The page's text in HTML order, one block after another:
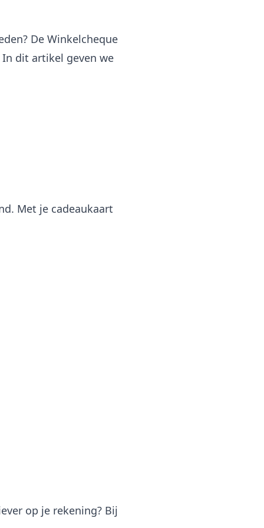
De Winkelcheque
dit artikel geven we
Met je cadeaukaart
op je rekening? Bij